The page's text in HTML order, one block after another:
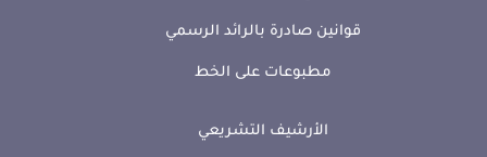
قوانين صادرة بالرائد الرسمي
مطبوعات على الخط
الأرشيف التشريعي